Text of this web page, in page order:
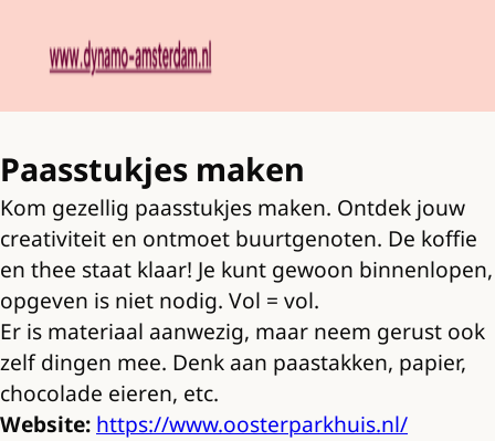
Paasstukjes maken
Kom gezellig paasstukjes maken. Ontdek jouw
creativiteit en ontmoet buurtgenoten. De koffie
en thee staat klaar! Je kunt gewoon binnenlopen,
opgeven is niet nodig. Vol = vol.
Er is materiaal aanwezig, maar neem gerust ook
zelf dingen mee. Denk aan paastakken, papier,
chocolade eieren, etc.
Website: https://www.oosterparkhuis.nl/